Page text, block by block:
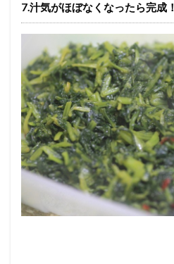
7.汁気がほぼなくなったら完成！